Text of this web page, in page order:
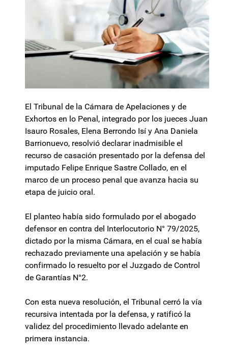
El Tribunal de la Cámara de Apelaciones y de
Exhortos en lo Penal, integrado por los jueces Juan
Isauro Rosales, Elena Berrondo Isí y Ana Daniela
Barrionuevo, resolvió declarar inadmisible el
recurso de casación presentado por la defensa del
imputado Felipe Enrique Sastre Collado, en el
marco de un proceso penal que avanza hacia su
etapa de juicio oral.
El planteo había sido formulado por el abogado
defensor en contra del Interlocutorio N° 79/2025,
dictado por la misma Cámara, en el cual se había
rechazado previamente una apelación y se había
confirmado lo resuelto por el Juzgado de Control
de Garantías N°2.
Con esta nueva resolución, el Tribunal cerró la vía
recursiva intentada por la defensa, y ratificó la
validez del procedimiento llevado adelante en
primera instancia.